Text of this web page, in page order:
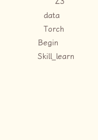
data
Torch
Begin
Skill_learn